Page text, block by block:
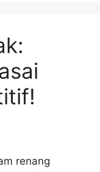
renang